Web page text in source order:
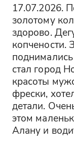
17.07.2026.
золотому
здорово.
копчености.
стал город
красоты
фрески,
детали.
этом
Алану и